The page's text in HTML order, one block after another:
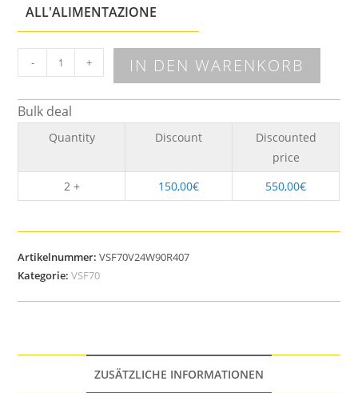
ALL'ALIMENTAZIONE
- + IN DEN WARENKORB
Bulk deal
Quantity Discount
Discounted
price
2 +
150,00€ 550,00€
Artikelnummer:VSF70V24W90R407
Kategorie:VSF70
ZUSÄTZLICHE INFORMATIONEN